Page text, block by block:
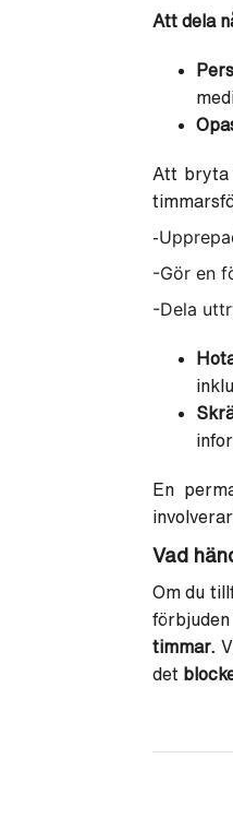
Att dela
Att bryta
-
-Gör en
-Dela
En
Vad
Om du
timmar.
det